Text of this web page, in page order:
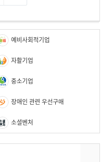
예비사회적기업
자활기업
중소기업
장애인 관련 우선구매
소셜벤처